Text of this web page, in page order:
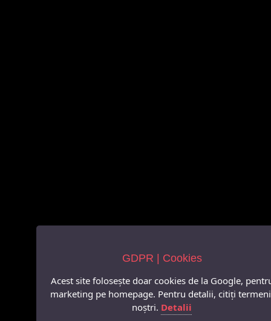
GDPR | Cookies
Acest site folosește doar cookies de la Google,
marketing pe homepage. Pentru detalii, citiți
noștri. Detalii